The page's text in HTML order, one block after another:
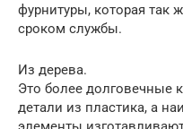
фурнитуры, которая так
сроком службы.
Из дерева.
Это более долговечные
детали из пластика, а